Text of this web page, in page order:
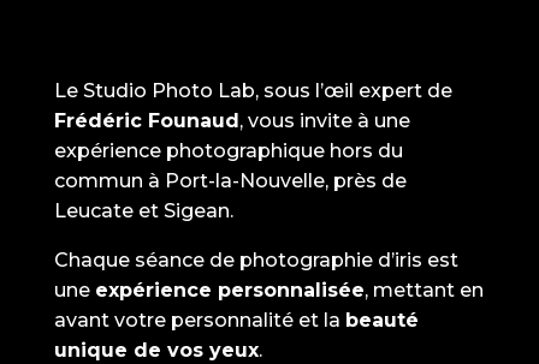
Le Studio Photo Lab, sous l’œil expert de
Frédéric Founaud , vous invite à une
expérience photographique hors du
commun à Port-la-Nouvelle, près de
Leucate et Sigean.
Chaque séance de photographie d’iris est
une expérience personnalisée, mettant en
avant votre personnalité et la beauté
unique de vos yeux.